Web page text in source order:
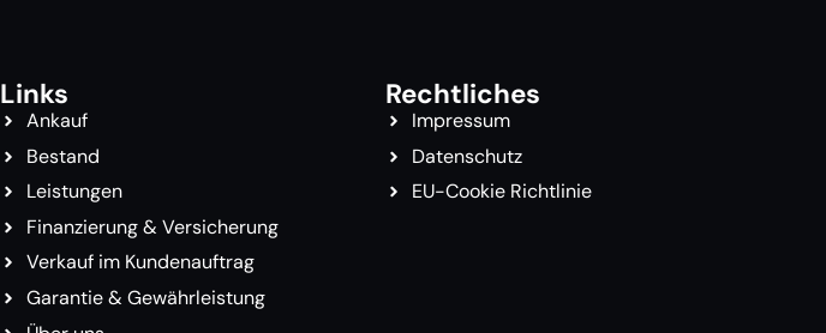
Links
Ankauf
Bestand
Leistungen
Finanzierung & Versicherung
Verkauf im Kundenauftrag
Garantie & Gewährleistung
Rechtliches
Impressum
Datenschutz
EU-Cookie Richtlinie